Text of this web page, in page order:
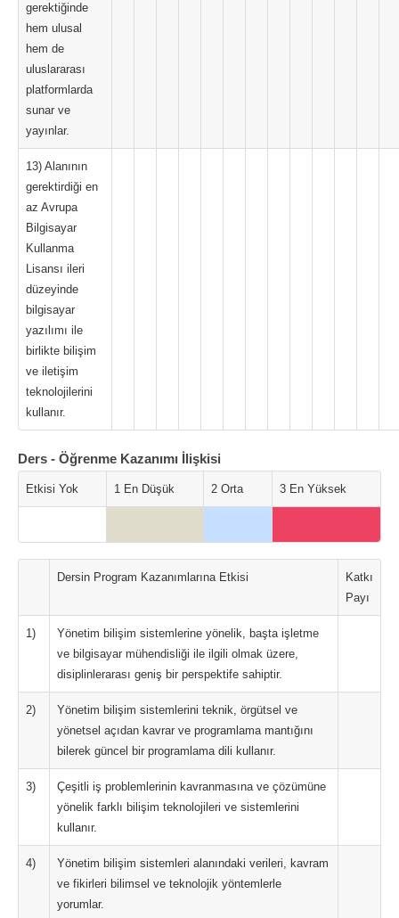
gerektiğinde
hem ulusal
hem de
uluslararası
platformlarda
sunar ve
yayınlar.
13) Alanının
gerektirdiği en
az Avrupa
Bilgisayar
Kullanma
Lisansı ileri
düzeyinde
bilgisayar
yazılımı ile
birlikte bilişim
ve iletişim
teknolojilerini
kullanır.
Ders - Öğrenme Kazanımı İlişkisi
Etkisi Yok 1 En Düşük 2 Orta 3 En Yüksek
Dersin Program Kazanımlarına Etkisi
Katkı
Payı
1)
Yönetim bilişim sistemlerine yönelik, başta işletme
ve bilgisayar mühendisliği ile ilgili olmak üzere,
disiplinlerarası geniş bir perspektife sahiptir.
2)
Yönetim bilişim sistemlerini teknik, örgütsel ve
yönetsel açıdan kavrar ve programlama mantığını
bilerek güncel bir programlama dili kullanır.
3)
Çeşitli iş problemlerinin kavranmasına ve çözümüne
yönelik farklı bilişim teknolojileri ve sistemlerini
kullanır.
4)
Yönetim bilişim sistemleri alanındaki verileri, kavram
ve fikirleri bilimsel ve teknolojik yöntemlerle
yorumlar.